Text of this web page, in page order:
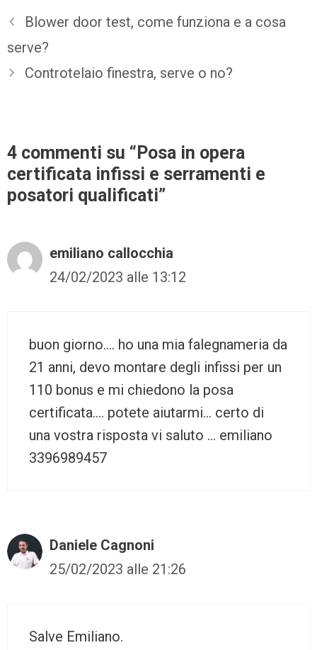
Blower door test, come funziona e a cosa
serve?
Controtelaio finestra, serve o no?
4 commenti su “Posa in opera
certificata infissi e serramenti e
posatori qualificati”
emiliano callocchia
24/02/2023 alle 13:12
buon giorno…. ho una mia falegnameria da
21 anni, devo montare degli infissi per un
110 bonus e mi chiedono la posa
certificata…. potete aiutarmi… certo di
una vostra risposta vi saluto … emiliano
3396989457
Daniele Cagnoni
25/02/2023 alle 21:26
Salve Emiliano.